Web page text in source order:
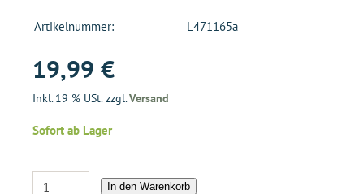
Artikelnummer: L471165a
19,99 €
Inkl. 19 % USt. zzgl.Versand
Sofort ab Lager
In den Warenkorb